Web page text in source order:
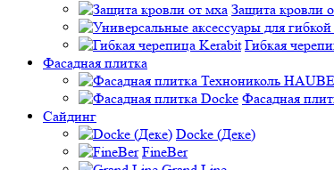
Защита кровли
Гибкая
Фасадная плитка
Фасадная
Сайдинг
Docke (Деке)
FineBer